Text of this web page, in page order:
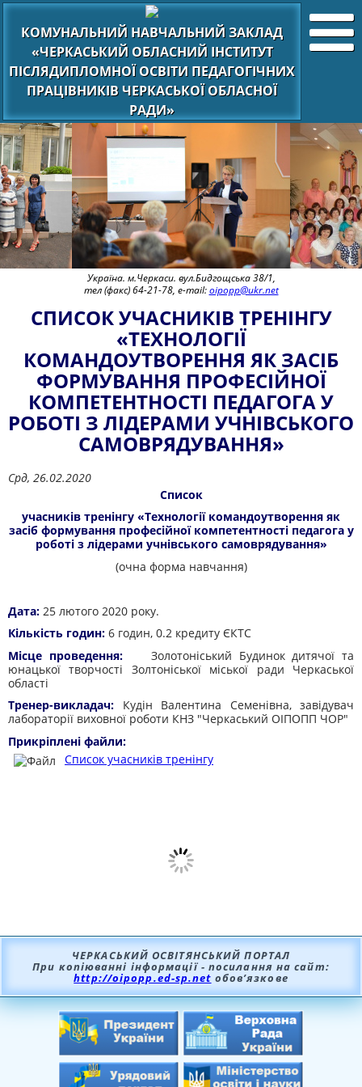
КОМУНАЛЬНИЙ НАВЧАЛЬНИЙ ЗАКЛАД
«ЧЕРКАСЬКИЙ ОБЛАСНИЙ ІНСТИТУТ
ПІСЛЯДИПЛОМНОЇ ОСВІТИ ПЕДАГОГІЧНИХ
ПРАЦІВНИКІВ ЧЕРКАСЬКОЇ ОБЛАСНОЇ
РАДИ»
Україна. м.Черкаси. вул.Бидгощська 38/1,
тел (факс) 64-21-78, e-mail:oipopp@ukr.net
СПИСОК УЧАСНИКІВ ТРЕНІНГУ
«ТЕХНОЛОГІЇ
КОМАНДОУТВОРЕННЯ ЯК ЗАСІБ
ФОРМУВАННЯ ПРОФЕСІЙНОЇ
КОМПЕТЕНТНОСТІ ПЕДАГОГА У
РОБОТІ З ЛІДЕРАМИ УЧНІВСЬКОГО
САМОВРЯДУВАННЯ»
Срд, 26.02.2020
Список
учасників тренінгу «Технології командоутворення як
засіб формування професійної компетентності педагога у
роботі з лідерами учнівського самоврядування»
(очна форма навчання)
Дата: 25 лютого 2020 року.
Кількість годин: 6 годин, 0.2 кредиту ЄКТС
Місце проведення:
Золотоніський Будинок дитячої та
юнацької творчості Золтоніської міської ради Черкаської
області
Тренер-викладач: Кудін Валентина Семенівна, завідувач
лабораторії виховної роботи КНЗ "Черкаський ОІПОПП ЧОР"
Прикріплені файли:
Список учасників тренінгу
ЧЕРКАСЬКИЙ ОСВІТЯНСЬКИЙ ПОРТАЛ
При копіюванні інформації - посилання на сайт:
http://oipopp.ed-sp.net обов’язкове